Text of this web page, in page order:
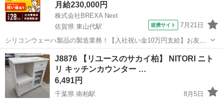
月給230,000円
株式会社BREXA Next
佐賀県 東山代駅
提携サイト 7月21日
シリコンウェーハ製品の製造業務！【入社祝い金10万円支給】お友達
やカップルとの応募OK◎年間休日129日＆休出なしでプライベート充
実♪業務はクリーンルームで快適作業◎自社正社員登用制度あり★1食
300円～の格安食堂あり！《佐...
佐賀 伊万里市 東山代駅 その他
J8876 【リユースのサカイ柏】 NITORI ニト
リ キッチンカウンター …
6,491円
千葉県 南柏駅
8月5日